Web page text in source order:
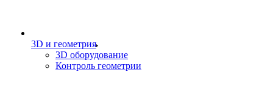
3D и геометрия
3D оборудование
Контроль геометрии